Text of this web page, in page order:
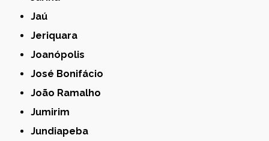
Jaú
Jeriquara
Joanópolis
José Bonifácio
João Ramalho
Jumirim
Jundiapeba